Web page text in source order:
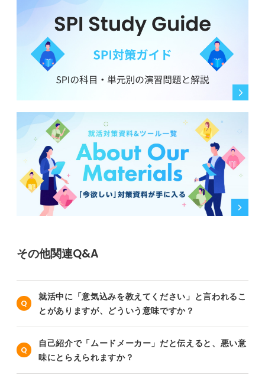
その他関連Q&A
就活中に「意気込みを教えてください」と言われるこ
とがありますが、どういう意味ですか？
自己紹介で「ムードメーカー」だと伝えると、悪い意
味にとらえられますか？